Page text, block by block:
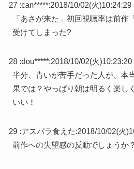
27 :can*****:2018/10/02(火)10:24:29
「あさが来た」初回視聴率は前作
受けてしまった?
28 :dou*****:2018/10/02(火)10:23:20
半分、青いが苦手だった人が、本
果では？やっぱり朝は明るく楽し
いい！
29 :アスパラ食えた:2018/10/02(火
前作への失望感の反動でしょうか？